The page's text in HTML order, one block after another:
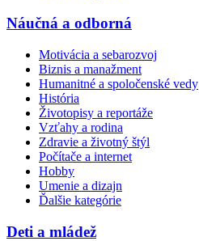
Náučná a odborná
Motivácia a sebarozvoj
Biznis a manažment
Humanitné a spoločenské vedy
História
Životopisy a reportáže
Vzťahy a rodina
Zdravie a životný štýl
Počítače a internet
Hobby
Umenie a dizajn
Ďalšie kategórie
Deti a mládež